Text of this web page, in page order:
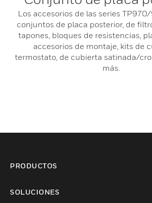
Los accesorios de las series
conjuntos de placa posterior, de
tapones, bloques de resistencias,
accesorios de montaje, kits de
termostato, de cubierta satinada/
más.
PRODUCTOS
SOLUCIONES